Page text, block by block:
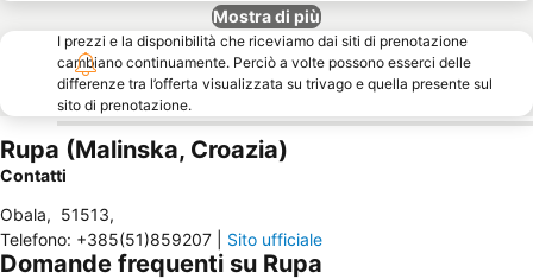
Mostra di più
I prezzi e la disponibilità che riceviamo dai siti di prenotazione
cambiano continuamente. Perciò a volte possono esserci delle
differenze tra l’offerta visualizzata su trivago e quella presente sul
sito di prenotazione.
Rupa (Malinska, Croazia)
Contatti
Obala, 51513,
Telefono: +385(51)859207 Sito ufficiale
Domande frequenti su Rupa